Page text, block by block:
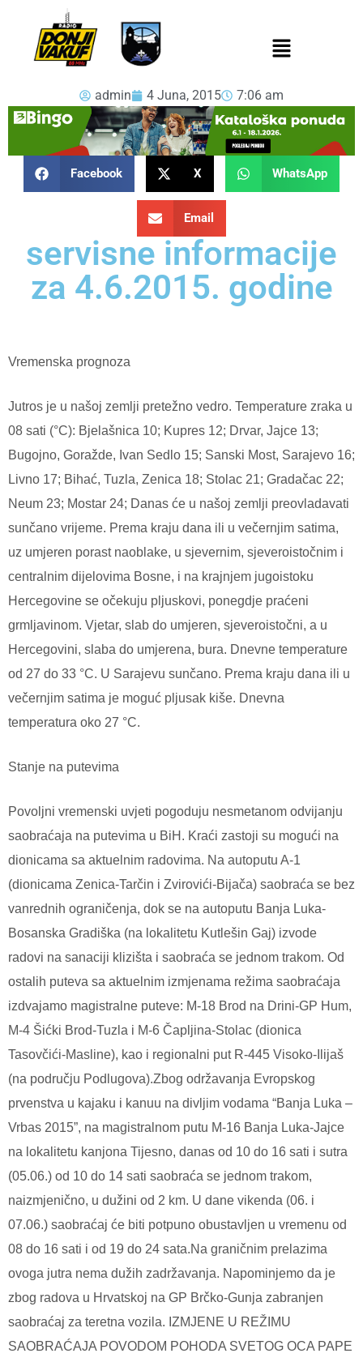
admin 4 Juna, 2015 7:06 am
Facebook X WhatsApp
Email
servisne informacije
za 4.6.2015. godine
Vremenska prognoza
Jutros je u našoj zemlji pretežno vedro. Temperature zraka u
08 sati (°C): Bjelašnica 10; Kupres 12; Drvar, Jajce 13;
Bugojno, Goražde, Ivan Sedlo 15; Sanski Most, Sarajevo 16;
Livno 17; Bihać, Tuzla, Zenica 18; Stolac 21; Gradačac 22;
Neum 23; Mostar 24; Danas će u našoj zemlji preovladavati
sunčano vrijeme. Prema kraju dana ili u večernjim satima,
uz umjeren porast naoblake, u sjevernim, sjeveroistočnim i
centralnim dijelovima Bosne, i na krajnjem jugoistoku
Hercegovine se očekuju pljuskovi, ponegdje praćeni
grmljavinom. Vjetar, slab do umjeren, sjeveroistočni, a u
Hercegovini, slaba do umjerena, bura. Dnevne temperature
od 27 do 33 °C. U Sarajevu sunčano. Prema kraju dana ili u
večernjim satima je moguć pljusak kiše. Dnevna
temperatura oko 27 °C.
Stanje na putevima
Povoljni vremenski uvjeti pogoduju nesmetanom odvijanju
saobraćaja na putevima u BiH. Kraći zastoji su mogući na
dionicama sa aktuelnim radovima. Na autoputu A-1
(dionicama Zenica-Tarčin i Zvirovići-Bijača) saobraća se bez
vanrednih ograničenja, dok se na autoputu Banja Luka-
Bosanska Gradiška (na lokalitetu Kutlešin Gaj) izvode
radovi na sanaciji klizišta i saobraća se jednom trakom. Od
ostalih puteva sa aktuelnim izmjenama režima saobraćaja
izdvajamo magistralne puteve: M-18 Brod na Drini-GP Hum,
M-4 Šićki Brod-Tuzla i M-6 Čapljina-Stolac (dionica
Tasovčići-Masline), kao i regionalni put R-445 Visoko-Ilijaš
(na području Podlugova).Zbog održavanja Evropskog
prvenstva u kajaku i kanuu na divljim vodama “Banja Luka –
Vrbas 2015”, na magistralnom putu M-16 Banja Luka-Jajce
na lokalitetu kanjona Tijesno, danas od 10 do 16 sati i sutra
(05.06.) od 10 do 14 sati saobraća se jednom trakom,
naizmjenično, u dužini od 2 km. U dane vikenda (06. i
07.06.) saobraćaj će biti potpuno obustavljen u vremenu od
08 do 16 sati i od 19 do 24 sata.Na graničnim prelazima
ovoga jutra nema dužih zadržavanja. Napominjemo da je
zbog radova u Hrvatskoj na GP Brčko-Gunja zabranjen
saobraćaj za teretna vozila. IZMJENE U REŽIMU
SAOBRAĆAJA POVODOM POHODA SVETOG OCA PAPE